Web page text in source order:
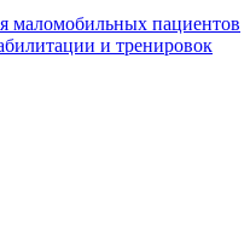
маломобильных пациентов
и тренировок